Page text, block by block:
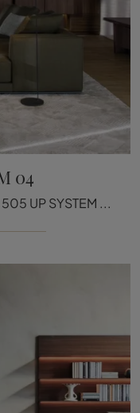
04
Tıkla ve Molteni & C markasına ait 505 UP SYSTEM 04 duvar ünitesi hakkında bilgi al: Senin için mükemmel modern çizgilere sahip çö